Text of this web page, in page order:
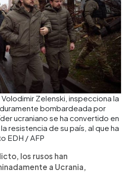
Zelenski, inspecciona la
bombardeada por
ucraniano se ha convertido en
resistencia de su país, al que ha
EDH / AFP
los rusos han
a Ucrania,